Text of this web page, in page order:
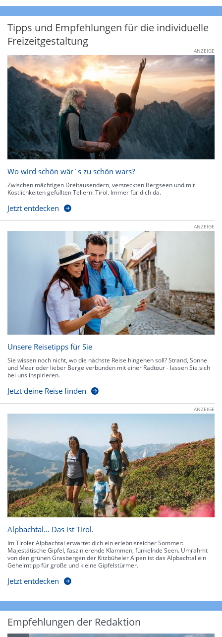
Tipps und Empfehlungen für die individuelle
Freizeitgestaltung
ANZEIGE
Wo wird schön wär`s zu schön wars?
Zwischen mächtigen Dreitausendern, versteckten Bergseen und mit
Köstlichkeiten gefüllten Tellern: Tirol. Immer für dich da.
Jetzt entdecken
ANZEIGE
Unsere Reisetipps für Sie
Sie wissen noch nicht, wo die nächste Reise hingehen soll? Strand, Sonne
und Meer oder lieber Berge verbunden mit einer Radtour - lassen Sie sich
bei uns inspirieren.
Jetzt deine Reise finden
ANZEIGE
Alpbachtal… Das ist Tirol.
Im Tiroler Alpbachtal erwartet dich ein erlebnisreicher Sommer:
Majestätische Gipfel, faszinierende Klammen, funkelnde Seen. Umrahmt
von den grünen Grasbergen der Kitzbüheler Alpen ist das Alpbachtal ein
Geheimtipp für große und kleine Gipfelstürmer.
Jetzt entdecken
Empfehlungen der Redaktion